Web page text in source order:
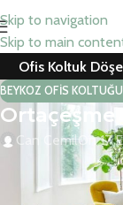
Skip to navigation
Skip to main
Ofis Koltuk
BEYKOZ OFIS
Can CemilOn 17
Ortaçeşme ofis
berber koltuğu ve